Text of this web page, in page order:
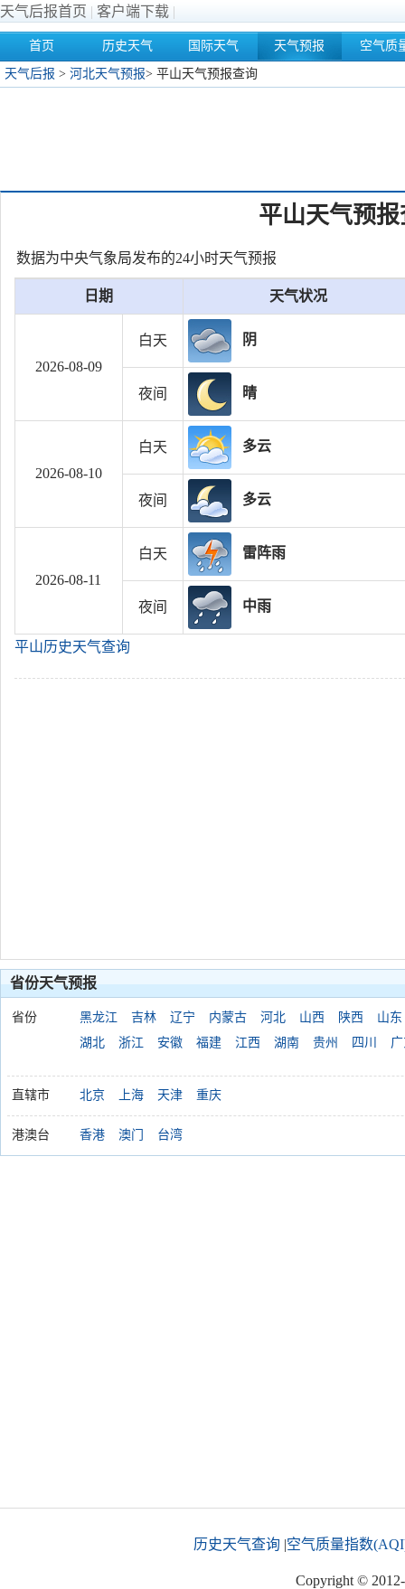
天气后报首页 | 客户端下载 |
首页 历史天气 国际天气 天气预报 空气质
天气后报 > 河北天气预报> 平山天气预报查询
平山天气预
数据为中央气象局发布的24小时天气预报
日期 天气状况
2026-08-09
白天 阴
夜间 晴
2026-08-10
白天 多云
夜间 多云
2026-08-11
白天 雷阵雨
夜间 中雨
平山历史天气查询
省份天气预报
省份 黑龙江 吉林 辽宁 内蒙古 河北 山西 陕西
山东
湖北
浙江 安徽 福建 江西 湖南 贵州 四川
直辖市 北京 上海 天津 重庆
港澳台 香港 澳门 台湾
历史天气查询 |空气质量指数
Copyright ©